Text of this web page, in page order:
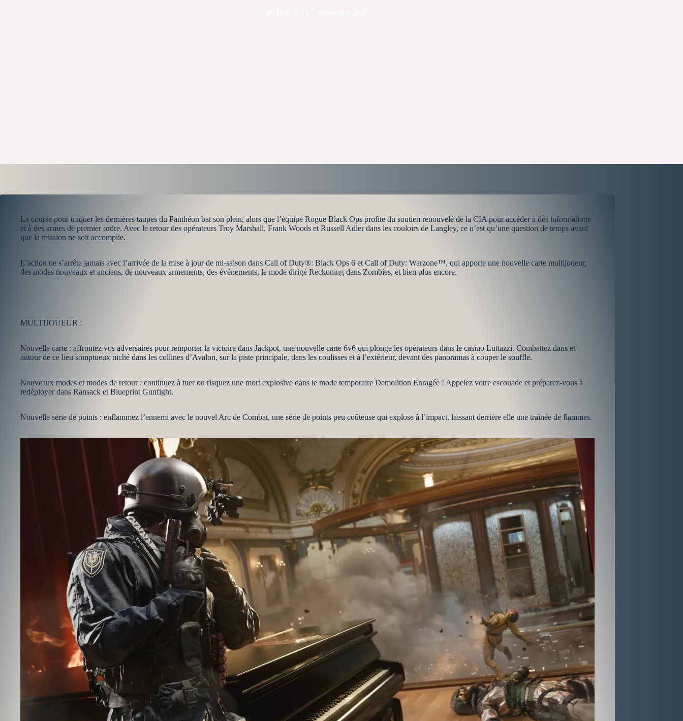
La course pour traquer les dernières taupes du Panthéon bat son plein, alors que l’équipe Rogue Black Ops profite du soutien renouvelé de la CIA pour accéder à des informations
et à des armes de premier ordre. Avec le retour des opérateurs Troy Marshall, Frank Woods et Russell Adler dans les couloirs de Langley, ce n’est qu’une question de temps avant
que la mission ne soit accomplie.
L’action ne s’arrête jamais avec l’arrivée de la mise à jour de mi-saison dans Call of Duty®: Black Ops 6 et Call of Duty: Warzone™, qui apporte une nouvelle carte multijoueur,
des modes nouveaux et anciens, de nouveaux armements, des événements, le mode dirigé Reckoning dans Zombies, et bien plus encore.
MULTIJOUEUR :
Nouvelle carte : affrontez vos adversaires pour remporter la victoire dans Jackpot, une nouvelle carte 6v6 qui plonge les opérateurs dans le casino Luttazzi. Combattez dans et
autour de ce lieu somptueux niché dans les collines d’Avalon, sur la piste principale, dans les coulisses et à l’extérieur, devant des panoramas à couper le souffle.
Nouveaux modes et modes de retour : continuez à tuer ou risquez une mort explosive dans le mode temporaire Demolition Enragée ! Appelez votre escouade et préparez-vous à
redéployer dans Ransack et Blueprint Gunfight.
Nouvelle série de points : enflammez l’ennemi avec le nouvel Arc de Combat, une série de points peu coûteuse qui explose à l’impact, laissant derrière elle une traînée de flammes.